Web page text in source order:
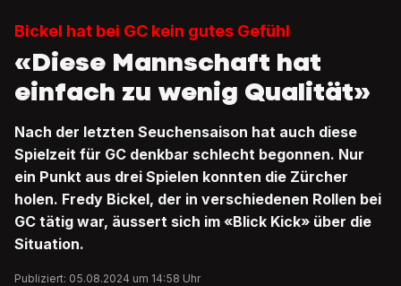
Bickel hat bei GC kein gutes Gefühl
«Diese Mannschaft hat
einfach zu wenig Qualität»
Nach der letzten Seuchensaison hat auch diese
Spielzeit für GC denkbar schlecht begonnen. Nur
ein Punkt aus drei Spielen konnten die Zürcher
holen. Fredy Bickel, der in verschiedenen Rollen bei
GC tätig war, äussert sich im «Blick Kick» über die
Situation.
Publiziert: 05.08.2024 um 14:58 Uhr